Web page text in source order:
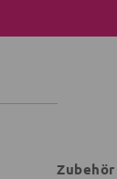
Zubehör